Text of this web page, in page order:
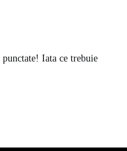
Iata ce trebuie